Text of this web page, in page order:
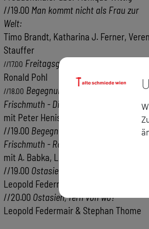
//19.00 Man kommt nicht als Frau zur
Welt:
Timo Brandt, Katharina J. Ferner,
Stauffer
//17.00 Freitagsgespräch
Ronald Pohl
//18.00 Begegnungen mit Barbara
Frischmuth - Dichter liest Dichterin:
mit Peter Henisch
//19.00 Begegnungen mit Barbara
Frischmuth - Retrogranden aufgefrischt:
mit A. Babka, L. Hartl, E. Klar, M. Köhle
//19.00 Ostasien, fern von wo?
Leopold Federmair
//20.00 Ostasien, fern von wo?
Leopold Federmair & Stephan Thome